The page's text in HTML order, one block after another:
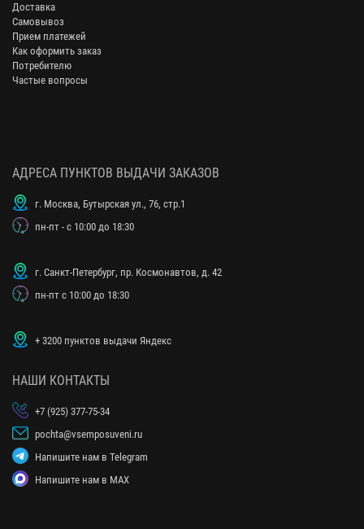
Доставка
Самовывоз
Прием платежей
Как оформить заказ
Потребителю
Частые вопросы
АДРЕСА ПУНКТОВ ВЫДАЧИ ЗАКАЗОВ
г. Москва, Бутырская ул., 76, стр.1
пн-пт - с 10:00 до 18:30
г. Санкт-Петербург, пр. Космонавтов, д. 42
пн-пт с 10:00 до 18:30
+ 3200 пунктов выдачи Яндекс
НАШИ КОНТАКТЫ
+7 (925) 377-75-34
pochta@vsemposuveni.ru
Напишите нам в Telegram
Напишите нам в MAX